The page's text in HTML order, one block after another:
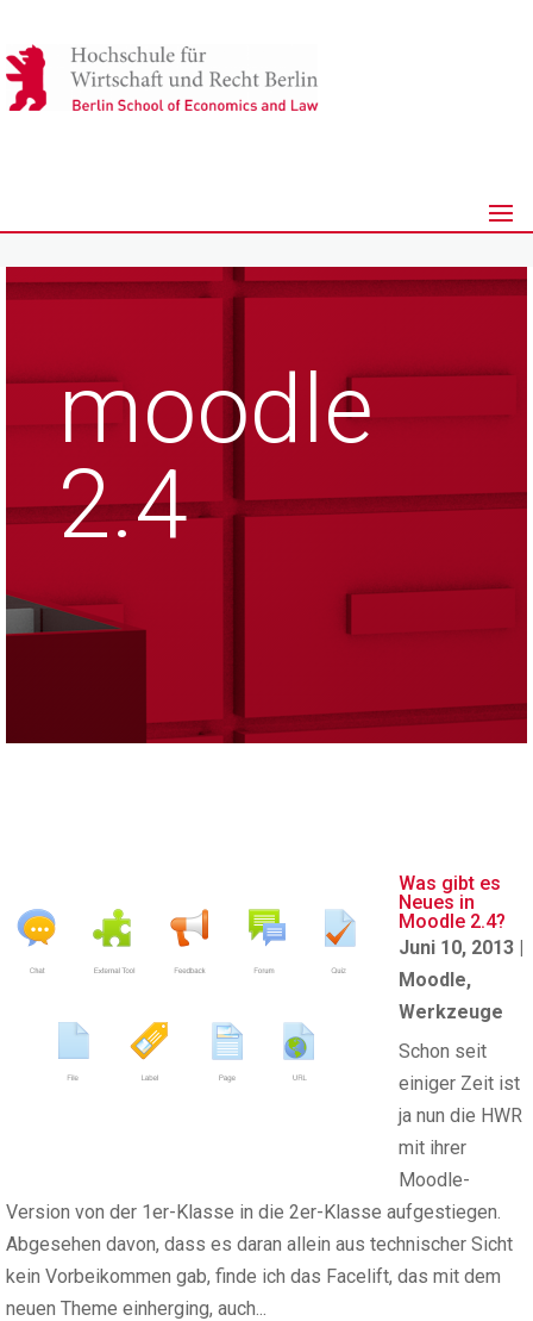
moodle
2.4
Was gibt es
Neues in
Moodle 2.4?
Juni 10, 2013 |
Moodle,
Werkzeuge
Schon seit
einiger Zeit ist
ja nun die HWR
mit ihrer
Moodle-
Version von der 1er-Klasse in die 2er-Klasse aufgestiegen.
Abgesehen davon, dass es daran allein aus technischer Sicht
kein Vorbeikommen gab, finde ich das Facelift, das mit dem
neuen Theme einherging, auch...